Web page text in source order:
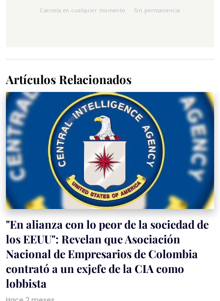
Cancela en cualquier momento · Sin permanencia
Artículos Relacionados
"En alianza con lo peor de la sociedad de
los EEUU": Revelan que Asociación
Nacional de Empresarios de Colombia
contrató a un exjefe de la CIA como
lobbista